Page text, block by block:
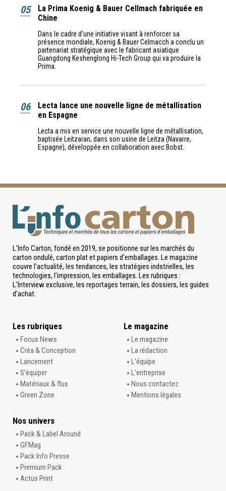
05
La Prima Koenig & Bauer Cellmach fabriquée en
Chine
Dans le cadre d'une initiative visant à renforcer sa
présence mondiale, Koenig & Bauer Celmacch a conclu un
partenariat stratégique avec le fabricant asiatique
Guangdong Keshenglong Hi-Tech Group qui va produire la
Prima.
06
Lecta lance une nouvelle ligne de métallisation
en Espagne
Lecta a mis en service une nouvelle ligne de métallisation,
baptisée Leitzaran, dans son usine de Leitza (Navarre,
Espagne), développée en collaboration avec Bobst.
L'Info Carton, fondé en 2019, se positionne sur les marchés du
carton ondulé, carton plat et papiers d'emballages. Le magazine
couvre l'actualité, les tendances, les stratégies indstrielles, les
technologies, l'impression, les emballages. Les rubriques :
L'Interview exclusive, les reportages terrain, les dossiers, les guides
d'achat.
Les rubriques
Focus News
Créa & Conception
Lancement
S’équiper
Matériaux & flux
Green Zone
Le magazine
Le magazine
La rédaction
L'équipe
L'entreprise
Nous contactez
Mentions légales
Nos univers
Pack & Label Around
GFMag
Pack Info Presse
Premium Pack
Actus Print